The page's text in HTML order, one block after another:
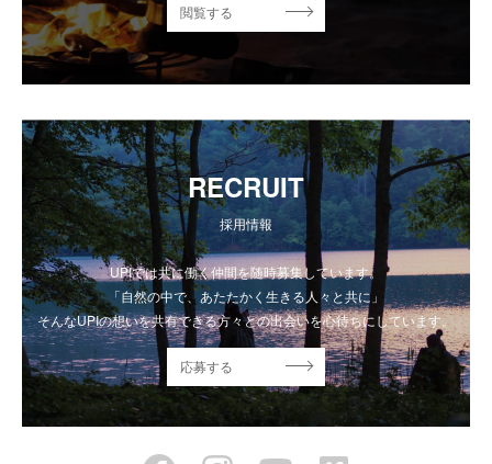
閲覧する
RECRUIT
採用情報
UPIでは共に働く仲間を随時募集しています。
「自然の中で、あたたかく生きる人々と共に」
そんなUPIの想いを共有できる方々との出会いを心待ちにしています。
応募する